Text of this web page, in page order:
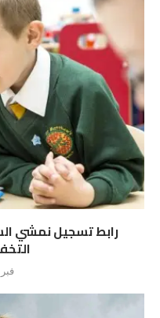
رابط تسجيل نمشي
فبراير